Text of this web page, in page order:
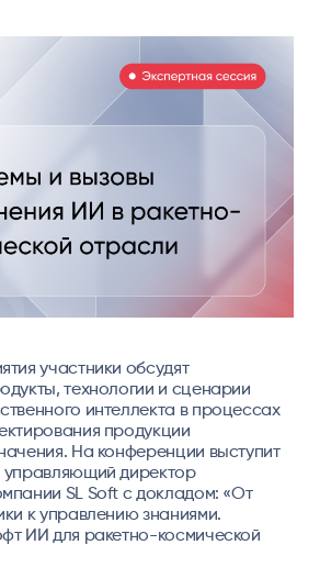
участники обсудят
технологии и сценарии
интеллекта в процессах
продукции
На конференции выступит
директор
SL Soft c докладом: «От
к управлению знаниями.
ИИ для ракетно-космической